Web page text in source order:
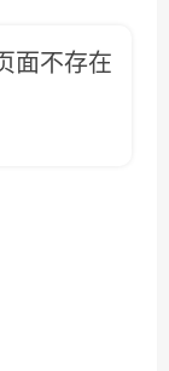
面不存在